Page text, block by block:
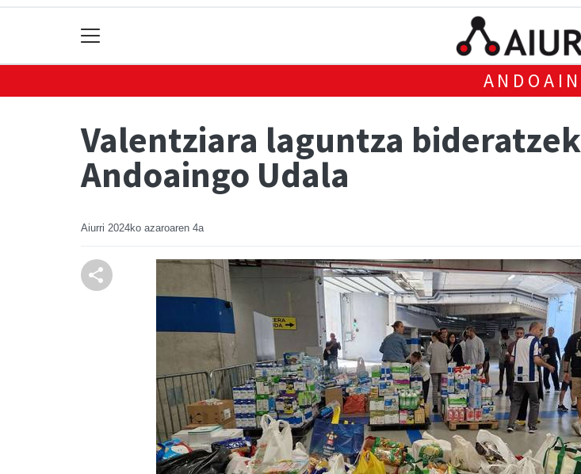
ANDOAIN
Valentziara laguntza
Andoaingo Udala
Aiurri 2024ko azaroaren 4a